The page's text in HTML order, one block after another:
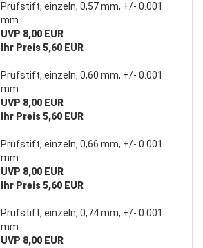
Prüfstift, einzeln, 0,57 mm, +/- 0.001
mm
UVP 8,00 EUR
Ihr Preis 5,60 EUR
Prüfstift, einzeln, 0,60 mm, +/- 0.001
mm
UVP 8,00 EUR
Ihr Preis 5,60 EUR
Prüfstift, einzeln, 0,66 mm, +/- 0.001
mm
UVP 8,00 EUR
Ihr Preis 5,60 EUR
Prüfstift, einzeln, 0,74 mm, +/- 0.001
mm
UVP 8,00 EUR